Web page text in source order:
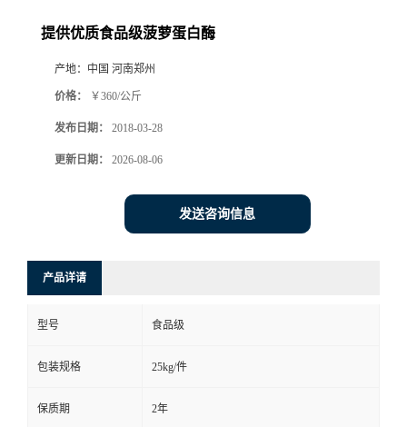
提供优质食品级菠萝蛋白酶
产地： 中国 河南郑州
价格： ￥360/公斤
发布日期： 2018-03-28
更新日期： 2026-08-06
发送咨询信息
产品详请
型号 食品级
包装规格 25kg/件
保质期 2年